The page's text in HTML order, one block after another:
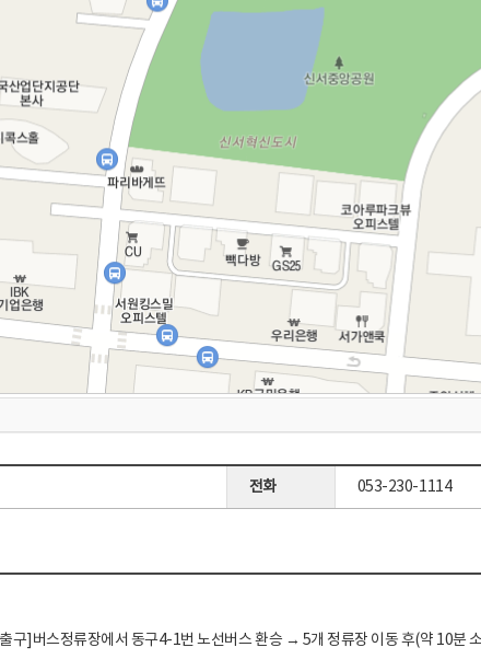
전화 053-230-1114
]버스정류장에서 동구4-1번 노선버스 환승 → 5개 정류장 이동 후(약 10분